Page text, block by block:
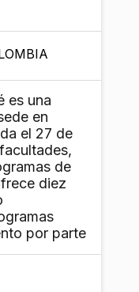
es una
en
el 27 de
de
diez
por parte